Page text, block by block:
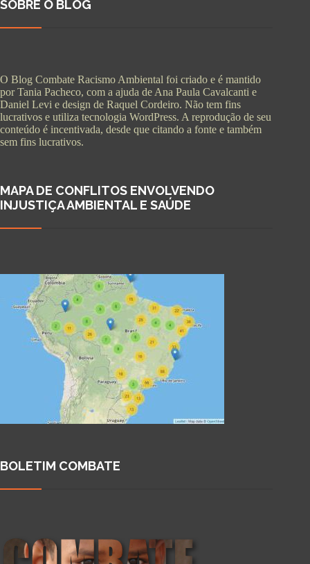
SOBRE O BLOG
O Blog Combate Racismo Ambiental foi criado e é mantido
por Tania Pacheco, com a ajuda de Ana Paula Cavalcanti e
Daniel Levi e design de Raquel Cordeiro. Não tem fins
lucrativos e utiliza tecnologia WordPress. A reprodução de seu
conteúdo é incentivada, desde que citando a fonte e também
sem fins lucrativos.
MAPA DE CONFLITOS ENVOLVENDO
INJUSTIÇA AMBIENTAL E SAÚDE
BOLETIM COMBATE